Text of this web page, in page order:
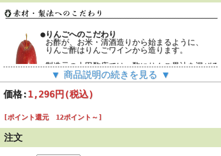
●りんごへのこだわり
お酢が、お米・清酒造りから始まるように、
りんご酢はりんごワインから造ります。
製造元の太田酢店では、酢にりんご果汁を混ぜる
ことは一切使用せずに、国産スターキング・デリ
100%を使用したワインから醸造しています。
またその産地も青森県弘前市と福島県須賀川市に
ており、質の高いりんごを求め農業指導から行っ
るものを使います。蜜が入りすぎると日持
▼ 商品説明の続きを見る ▼
価格:1,296円 (税込)
[ポイント還元 12ポイント～]
注文